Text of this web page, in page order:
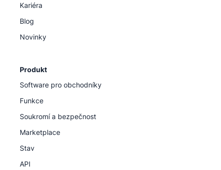
Kariéra
Blog
Novinky
Produkt
Software pro obchodníky
Funkce
Soukromí a bezpečnost
Marketplace
Stav
API